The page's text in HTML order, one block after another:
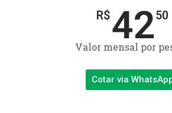
R$4250
Valor mensal por
Cotar via